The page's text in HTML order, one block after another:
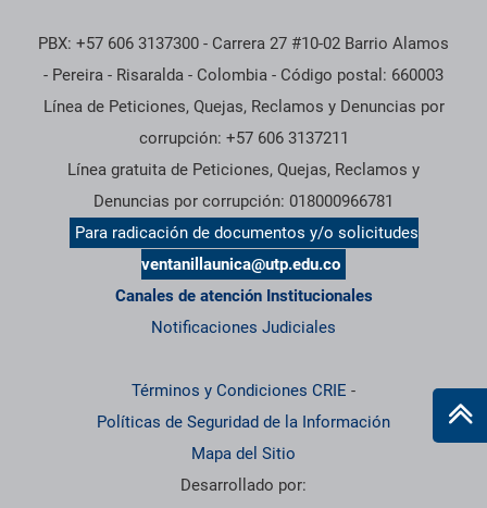
PBX: +57 606 3137300 - Carrera 27 #10-02 Barrio Alamos
- Pereira - Risaralda - Colombia - Código postal: 660003
Línea de Peticiones, Quejas, Reclamos y Denuncias por
corrupción: +57 606 3137211
Línea gratuita de Peticiones, Quejas, Reclamos y
Denuncias por corrupción: 018000966781
Para radicación de documentos y/o solicitudes
ventanillaunica@utp.edu.co
Canales de atención Institucionales
Notificaciones Judiciales
Términos y Condiciones CRIE -
Políticas de Seguridad de la Información
Mapa del Sitio
Desarrollado por: